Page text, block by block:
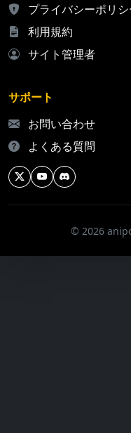
プライバシーポリシ
利用規約
サイト管理者
サポート
お問い合わせ
よくある質問
© 2026